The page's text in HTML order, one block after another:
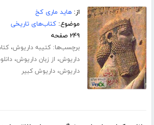
از:هاید ماری کخ
موضوع:کتاب‌های تاریخی
۲۴۹ صفحه
برچسب‌ها:کتیبه داریوش،
داریوش، از زبان داریوش،
داریوش،داریوش کبیر